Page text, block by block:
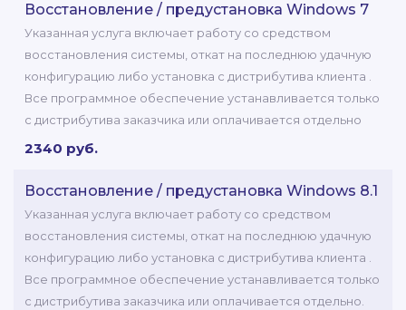
Восстановление / предустановка Windows 7
Указанная услуга включает работу со средством
восстановления системы, откат на последнюю удачную
конфигурацию либо установка с дистрибутива клиента .
Все программное обеспечение устанавливается только
с дистрибутива заказчика или оплачивается отдельно
2340 руб.
Восстановление / предустановка Windows 8.1
Указанная услуга включает работу со средством
восстановления системы, откат на последнюю удачную
конфигурацию либо установка с дистрибутива клиента .
Все программное обеспечение устанавливается только
с дистрибутива заказчика или оплачивается отдельно.